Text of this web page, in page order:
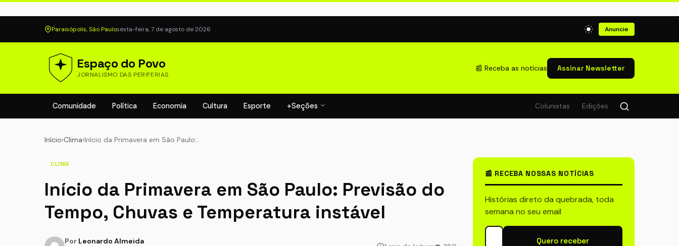
Paraisópolis, São Paulosexta-feira, 7 de agosto de 2026 Anuncie
Espaço do Povo
JORNALISMO DAS PERIFERIAS
📰 Receba as notícias Assinar Newsletter
Comunidade Política Economia Cultura Esporte +Seções Colunistas Edições
Início›Clima›Início da Primavera em São Paulo:…
CLIMA
Início da Primavera em São Paulo: Previsão do
Tempo, Chuvas e Temperatura instável
Por Leonardo Almeida
📰 RECEBA NOSSAS NOTÍCIAS
Histórias direto da quebrada, toda
semana no seu email
Quero receber